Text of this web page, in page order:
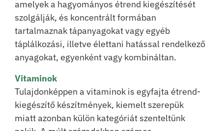
amelyek a hagyományos étrend kiegészítését
szolgálják, és koncentrált formában
tartalmaznak tápanyagokat vagy egyéb
táplálkozási, illetve élettani hatással rendelkező
anyagokat, egyenként vagy kombináltan.
Vitaminok
Tulajdonképpen a vitaminok is egyfajta étrend-
kiegészítő készítmények, kiemelt szerepük
miatt azonban külön kategóriát szenteltünk